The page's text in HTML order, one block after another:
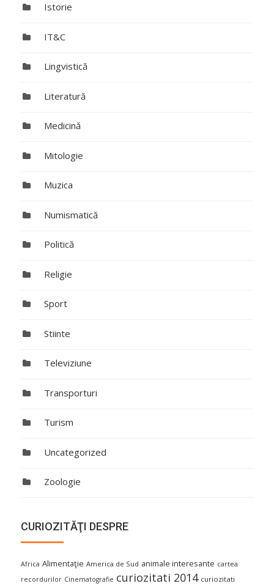
Istorie
IT&C
Lingvistică
Literatură
Medicină
Mitologie
Muzica
Numismatică
Politică
Religie
Sport
Stiinte
Televiziune
Transporturi
Turism
Uncategorized
Zoologie
CURIOZITĂŢI DESPRE
Africa Alimentaţie America de Sud animale interesante cartea
recordurilor Cinematografie curiozitati 2014 curiozitati